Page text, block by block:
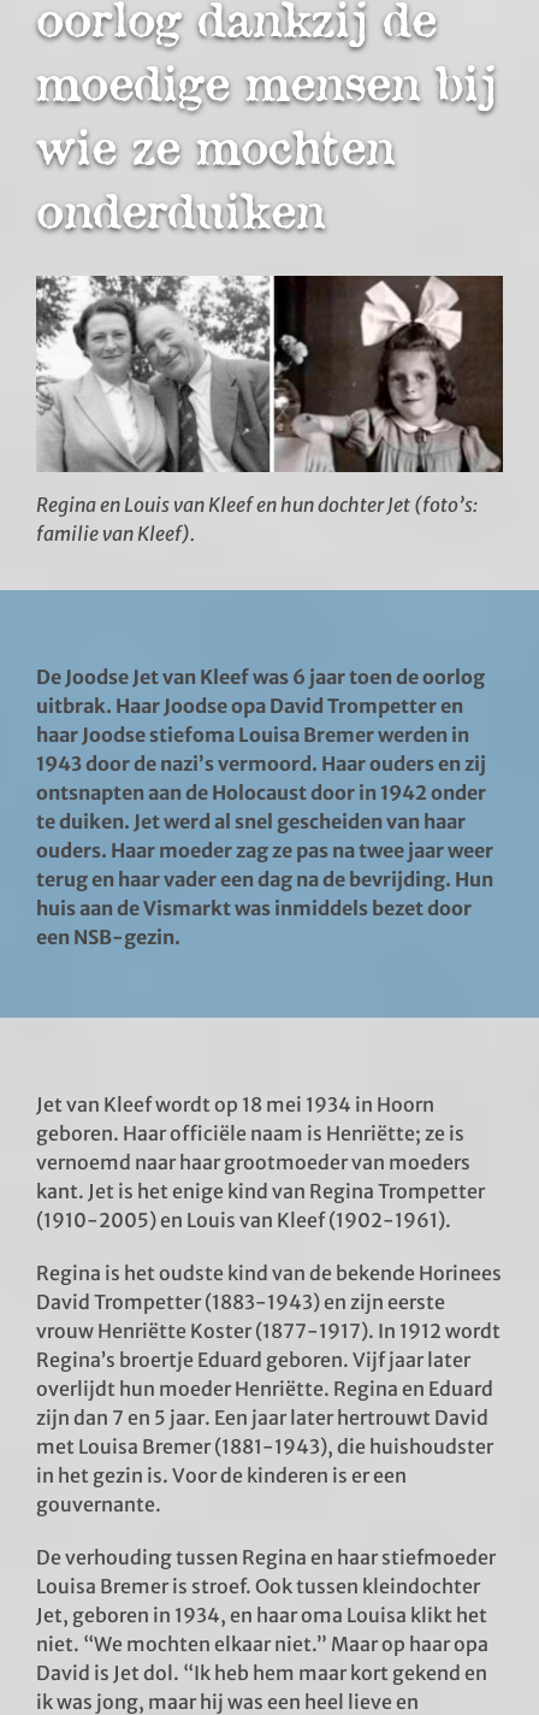
Hoorn en WO2
Educatie
Contact
oorlog dankzij de
moedige mensen bij
wie ze mochten
onderduiken
Regina en Louis van Kleef en hun dochter Jet (foto’s:
familie van Kleef).
De Joodse Jet van Kleef was 6 jaar toen de oorlog
uitbrak. Haar Joodse opa David Trompetter en
haar Joodse stiefoma Louisa Bremer werden in
1943 door de nazi’s vermoord. Haar ouders en zij
ontsnapten aan de Holocaust door in 1942 onder
te duiken. Jet werd al snel gescheiden van haar
ouders. Haar moeder zag ze pas na twee jaar weer
terug en haar vader een dag na de bevrijding. Hun
huis aan de Vismarkt was inmiddels bezet door
een NSB-gezin.
Jet van Kleef wordt op 18 mei 1934 in Hoorn
geboren. Haar officiële naam is Henriëtte; ze is
vernoemd naar haar grootmoeder van moeders
kant. Jet is het enige kind van Regina Trompetter
(1910-2005) en Louis van Kleef (1902-1961).
Regina is het oudste kind van de bekende Horinees
David Trompetter (1883-1943) en zijn eerste
vrouw Henriëtte Koster (1877-1917). In 1912 wordt
Regina’s broertje Eduard geboren. Vijf jaar later
overlijdt hun moeder Henriëtte. Regina en Eduard
zijn dan 7 en 5 jaar. Een jaar later hertrouwt David
met Louisa Bremer (1881-1943), die huishoudster
in het gezin is. Voor de kinderen is er een
gouvernante.
De verhouding tussen Regina en haar stiefmoeder
Louisa Bremer is stroef. Ook tussen kleindochter
Jet, geboren in 1934, en haar oma Louisa klikt het
niet. “We mochten elkaar niet.” Maar op haar opa
David is Jet dol. “Ik heb hem maar kort gekend en
ik was jong, maar hij was een heel lieve en